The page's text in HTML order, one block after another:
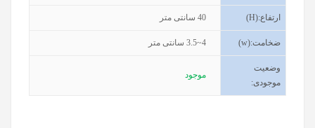
ارتفاع(H):
40 سانتی متر
ضخامت(w):
3.5~4 سانتی متر
وضعیت
موجودی:
موجود